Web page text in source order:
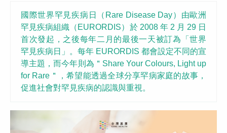
國際世界罕見疾病日（Rare Disease Day）由歐洲
罕見疾病組織（EURORDIS）於 2008 年 2 月 29 日
首次發起，之後每年二月的最後一天被訂為「世界
罕見疾病日」。每年 EURORDIS 都會設定不同的宣
導主題，而今年則為＂Share Your Colours, Light up
for Rare＂，希望能透過全球分享罕病家庭的故事，
促進社會對罕見疾病的認識與重視。